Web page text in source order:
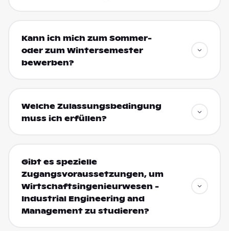
Kann ich mich zum Sommer-
oder zum Wintersemester
bewerben?
Welche Zulassungsbedingung
muss ich erfüllen?
Gibt es spezielle
Zugangsvoraussetzungen, um
Wirtschaftsingenieurwesen -
Industrial Engineering and
Management zu studieren?